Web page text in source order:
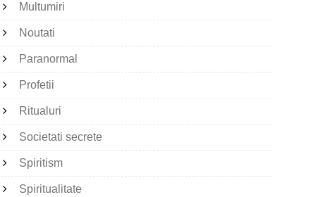
Multumiri
Noutati
Paranormal
Profetii
Ritualuri
Societati secrete
Spiritism
Spiritualitate